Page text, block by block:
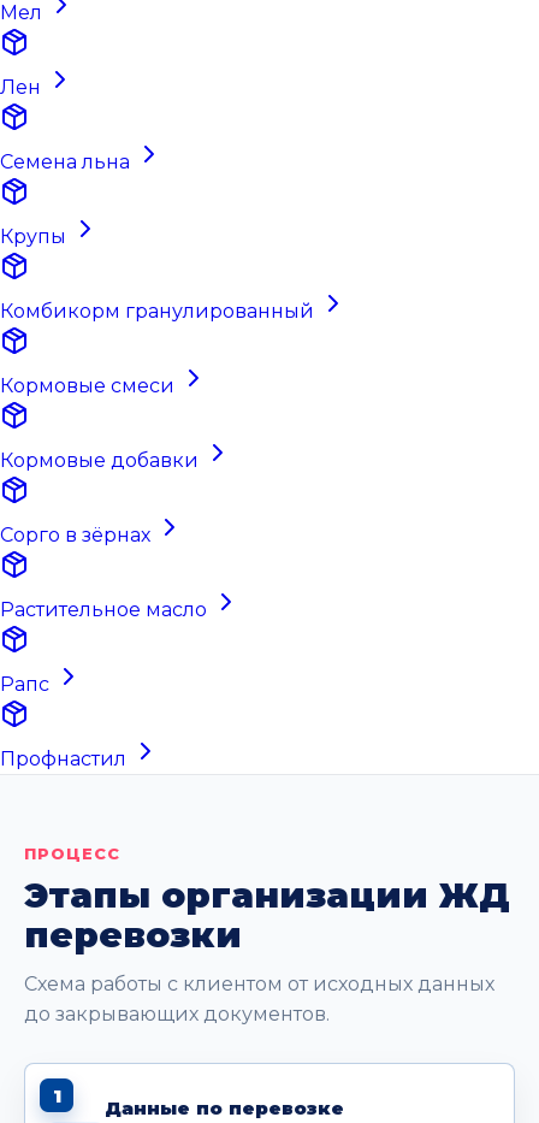
Мел
Лен
Семена льна
Крупы
Комбикорм гранулированный
Кормовые смеси
Кормовые добавки
Сорго в зёрнах
Растительное масло
Рапс
Профнастил
ПРОЦЕСС
Этапы организации ЖД
перевозки
Схема работы с клиентом от исходных данных
до закрывающих документов.
1
Данные по перевозке